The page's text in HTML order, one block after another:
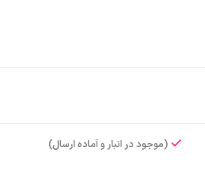
(موجود در انبار و آماده ارسال)